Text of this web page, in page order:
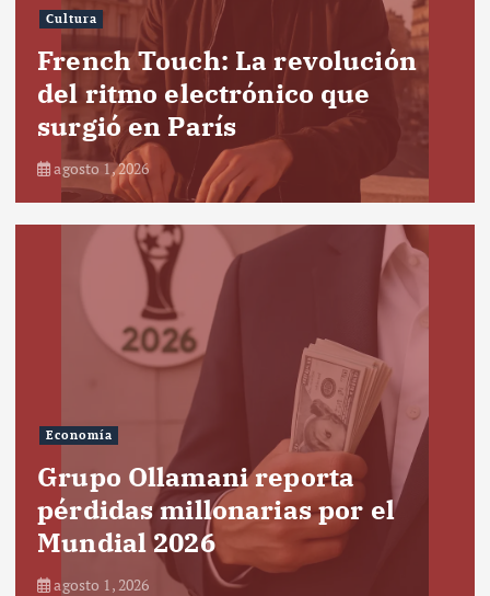
Cultura
French Touch: La revolución
del ritmo electrónico que
surgió en París
agosto 1, 2026
Economía
Grupo Ollamani reporta
pérdidas millonarias por el
Mundial 2026
agosto 1, 2026